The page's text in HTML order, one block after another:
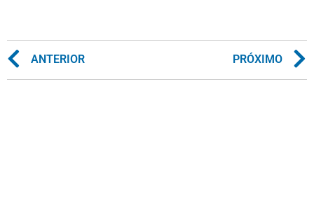
ANTERIOR PRÓXIMO